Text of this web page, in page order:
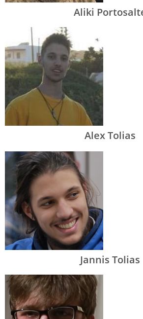
Aliki
Alex Tolias
Jannis Tolias